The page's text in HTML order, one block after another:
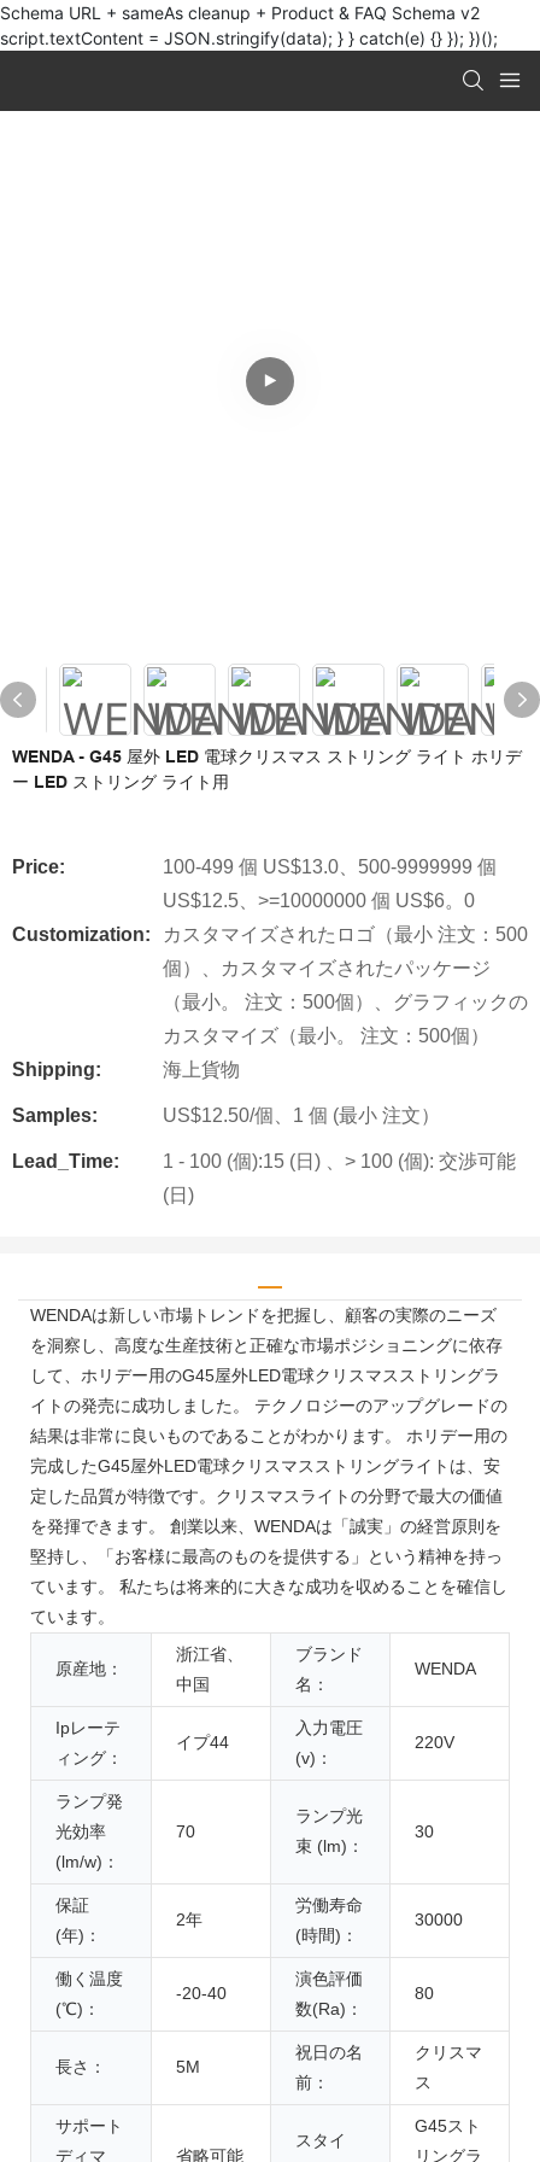
Schema URL + sameAs cleanup + Product & FAQ Schema v2
script.textContent = JSON.stringify(data); } } catch(e) {} }); })();
WENDA - G45 屋外 LED 電球クリスマス ストリング ライト ホリデ
ー LED ストリング ライト用
Price:
100-499 個 US$13.0、500-9999999 個
US$12.5、>=10000000 個 US$6。0
Customization:
カスタマイズされたロゴ（最小 注文：500
個）、カスタマイズされたパッケージ
（最小。 注文：500個）、グラフィックの
カスタマイズ（最小。 注文：500個）
Shipping:
海上貨物
Samples: US$12.50/個、1 個 (最小 注文）
Lead_Time:
1 - 100 (個):15 (日) 、> 100 (個): 交渉可能
(日)
WENDAは新しい市場トレンドを把握し、顧客の実際のニーズ
を洞察し、高度な生産技術と正確な市場ポジショニングに依存
して、ホリデー用のG45屋外LED電球クリスマスストリングラ
イトの発売に成功しました。 テクノロジーのアップグレードの
結果は非常に良いものであることがわかります。 ホリデー用の
完成したG45屋外LED電球クリスマスストリングライトは、安
定した品質が特徴です。クリスマスライトの分野で最大の価値
を発揮できます。 創業以来、WENDAは「誠実」の経営原則を
堅持し、「お客様に最高のものを提供する」という精神を持っ
ています。 私たちは将来的に大きな成功を収めることを確信し
ています。
原産地：
浙江省、
中国
ブランド
名：
WENDA
Ipレーテ
ィング：
イプ44
入力電圧
(v)：
220V
ランプ発
光効率
(lm/w)：
70
ランプ光
束 (lm)：
30
保証
(年)：
2年
労働寿命
(時間)：
30000
働く温度
(℃)：
-20-40
演色評価
数(Ra)：
80
長さ： 5M
祝日の名
前：
クリスマ
ス
サポート
ディマ
省略可能
スタイ
G45スト
リングラ